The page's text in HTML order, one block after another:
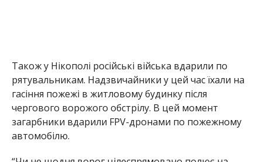
разу надзвичайники збили безпілотники з курсу,
але вони таки влучили у техніку”, – розповіли в
ДСНС.
Раніше Інформатор повідомляв, щоросіяни
атакували автозаправку у Нікопольському